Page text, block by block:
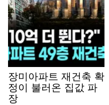
장미아파트 재건축 확
정이 불러온 집값 파
장